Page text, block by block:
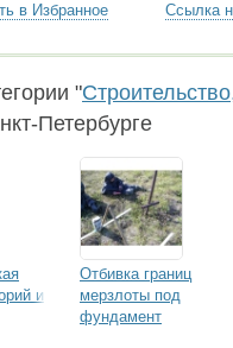
в Избранное Ссылка
"
Петербурге
и
Отбивка границ
мерзлоты под
фундамент